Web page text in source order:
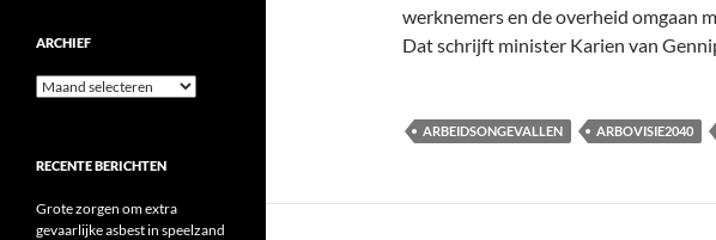
werknemers en de overheid omgaan
Dat schrijft minister Karien van
ARBEIDSONGEVALLEN ARBOVISIE2040
ARCHIEF
Archief
RECENTE BERICHTEN
Grote zorgen om extra
gevaarlijke asbest in speelzand